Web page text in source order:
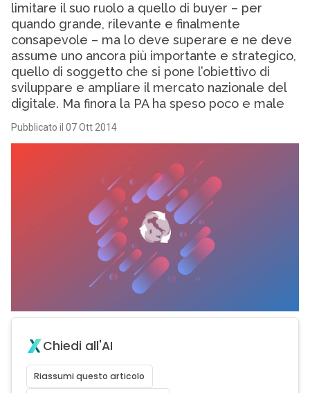
limitare il suo ruolo a quello di buyer – per
quando grande, rilevante e finalmente
consapevole – ma lo deve superare e ne deve
assume uno ancora più importante e strategico,
quello di soggetto che si pone l’obiettivo di
sviluppare e ampliare il mercato nazionale del
digitale. Ma finora la PA ha speso poco e male
Pubblicato il 07 Ott 2014
Chiedi all'AI
Riassumi questo articolo